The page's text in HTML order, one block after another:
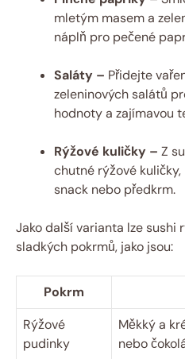
mletým masem a
náplň pro pečené
Saláty – Přidejte
zeleninových salátů
hodnoty a zajímavou
Rýžové kuličky – Z
chutné rýžové
snack nebo předkrm.
Jako další varianta lze sushi
sladkých pokrmů, jako jsou:
Pokrm
Rýžové
pudinky
Měkký a
nebo